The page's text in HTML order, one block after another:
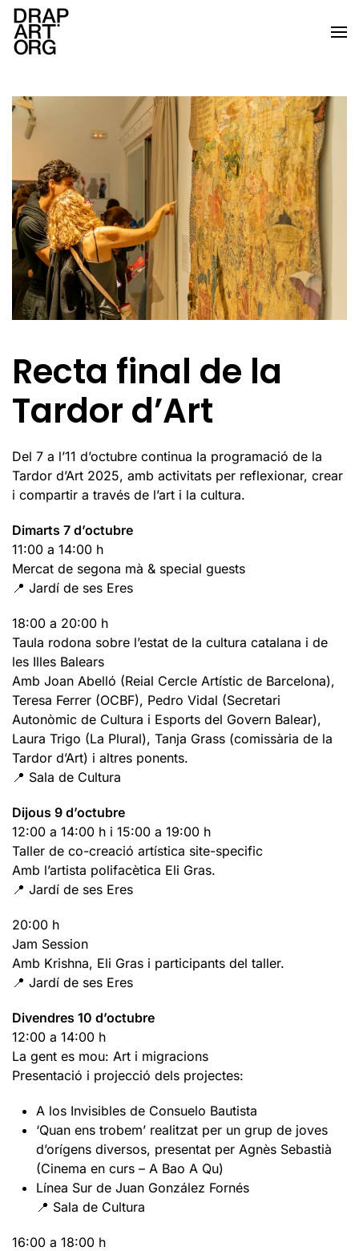
Skip to main content
Recta final de la
Tardor d’Art
Del 7 a l’11 d’octubre continua la programació de la
Tardor d’Art 2025, amb activitats per reflexionar, crear
i compartir a través de l’art i la cultura.
Dimarts 7 d’octubre
11:00 a 14:00 h
Mercat de segona mà & special guests
📍 Jardí de ses Eres
18:00 a 20:00 h
Taula rodona sobre l’estat de la cultura catalana i de
les Illes Balears
Amb Joan Abelló (Reial Cercle Artístic de Barcelona),
Teresa Ferrer (OCBF), Pedro Vidal (Secretari
Autonòmic de Cultura i Esports del Govern Balear),
Laura Trigo (La Plural), Tanja Grass (comissària de la
Tardor d’Art) i altres ponents.
📍 Sala de Cultura
Dijous 9 d’octubre
12:00 a 14:00 h i 15:00 a 19:00 h
Taller de co-creació artística site-specific
Amb l’artista polifacètica Eli Gras.
📍 Jardí de ses Eres
20:00 h
Jam Session
Amb Krishna, Eli Gras i participants del taller.
📍 Jardí de ses Eres
Divendres 10 d’octubre
12:00 a 14:00 h
La gent es mou: Art i migracions
Presentació i projecció dels projectes:
A los Invisibles de Consuelo Bautista
‘Quan ens trobem’ realitzat per un grup de joves
d’orígens diversos, presentat per Agnès Sebastià
(Cinema en curs – A Bao A Qu)
Línea Sur de Juan González Fornés
📍 Sala de Cultura
16:00 a 18:00 h